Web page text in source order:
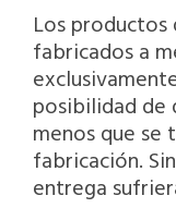
Los productos
fabricados a
posibilidad de
menos que se
fabricación.
entrega